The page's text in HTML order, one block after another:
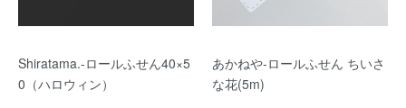
Shiratama.-ロールふせん40×5
0（ハロウィン）
あかねや-ロールふせん ちいさ
な花(5m)